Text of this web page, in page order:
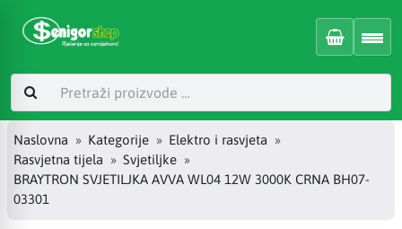
Naslovna Kategorije
Elektro i rasvjeta
Rasvjetna tijela
Svjetiljke
BRAYTRON SVJETILJKA AVVA WL04 12W 3000K CRNA BH07-
03301